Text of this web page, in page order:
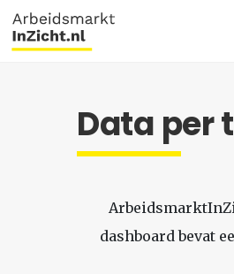
Data per
dashboard bevat